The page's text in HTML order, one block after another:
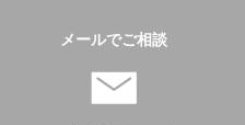
メールでご相談